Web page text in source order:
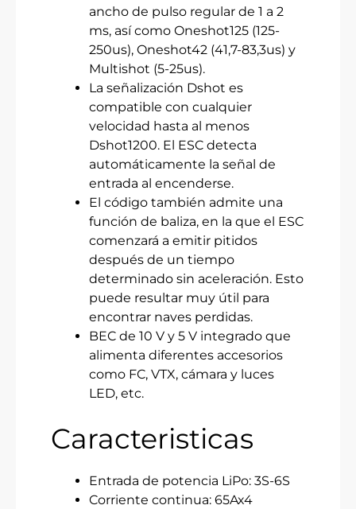
ancho de pulso regular de 1 a 2
ms, así como Oneshot125 (125-
250us), Oneshot42 (41,7-83,3us) y
Multishot (5-25us).
La señalización Dshot es
compatible con cualquier
velocidad hasta al menos
Dshot1200. El ESC detecta
automáticamente la señal de
entrada al encenderse.
El código también admite una
función de baliza, en la que el ESC
comenzará a emitir pitidos
después de un tiempo
determinado sin aceleración. Esto
puede resultar muy útil para
encontrar naves perdidas.
BEC de 10 V y 5 V integrado que
alimenta diferentes accesorios
como FC, VTX, cámara y luces
LED, etc.
Caracteristicas
Entrada de potencia LiPo: 3S-6S
Corriente continua: 65Ax4